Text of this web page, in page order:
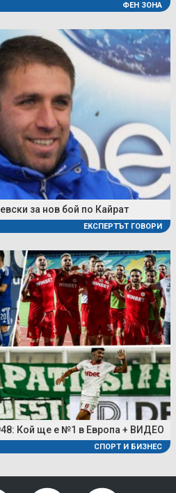
ФЕН ЗОНА
за нов бой по Кайрат
ЕКСПЕРТЪТ ГОВОРИ
Кой ще е №1 в Европа + ВИДЕО
СПОРТ И БИЗНЕС